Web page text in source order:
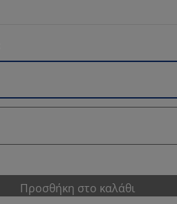
Προσθήκη στο καλάθι